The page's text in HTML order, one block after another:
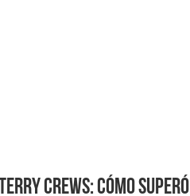
Terry Crews: Cómo